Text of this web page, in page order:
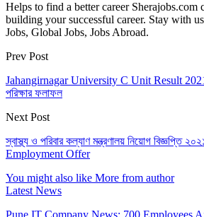
Helps to find a better career Sherajobs.com
building your successful career. Stay with
Jobs, Global Jobs, Jobs Abroad.
Prev Post
Jahangirnagar University C Unit Result 2021 –
পরিক্ষার ফলাফল
Next Post
স্বাস্থ্য ও পরিবার কল্যাণ মন্ত্রণালয় নিয়োগ বিজ্ঞপ্তি
Employment Offer
You might also like More from author
Latest News
Pune IT Company News: 700 Employees